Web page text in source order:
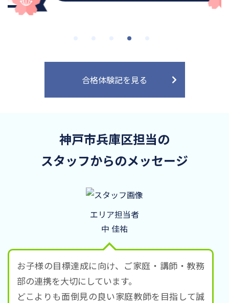
合格体験記を見る
神戸市兵庫区担当の
スタッフからのメッセージ
エリア担当者
中 佳祐
お子様の目標達成に向け、ご家庭・講師・教務
部の連携を大切にしています。
どこよりも面倒見の良い家庭教師を目指して誠